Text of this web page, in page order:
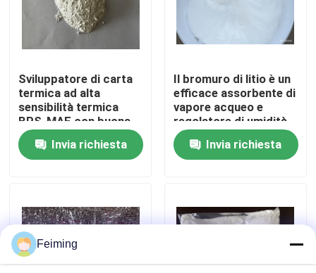
Giro della fabbrica
Controllo di qualità
Contattici
Monomero del Polyimide
Materiale ricoprente di gomma
Sviluppatore di carta
termica ad alta
sensibilità termica
BPS-MAE con buona
stabilità dell'immagine
e alternativa priva di
BPA
Invia richiesta
Il bromuro di litio è un
efficace assorbente di
vapore acqueo e
regolatore di umidità
dell'aria ampiamente
utilizzato nell'industria
della refrigerazione
Invia richiesta
Feiming